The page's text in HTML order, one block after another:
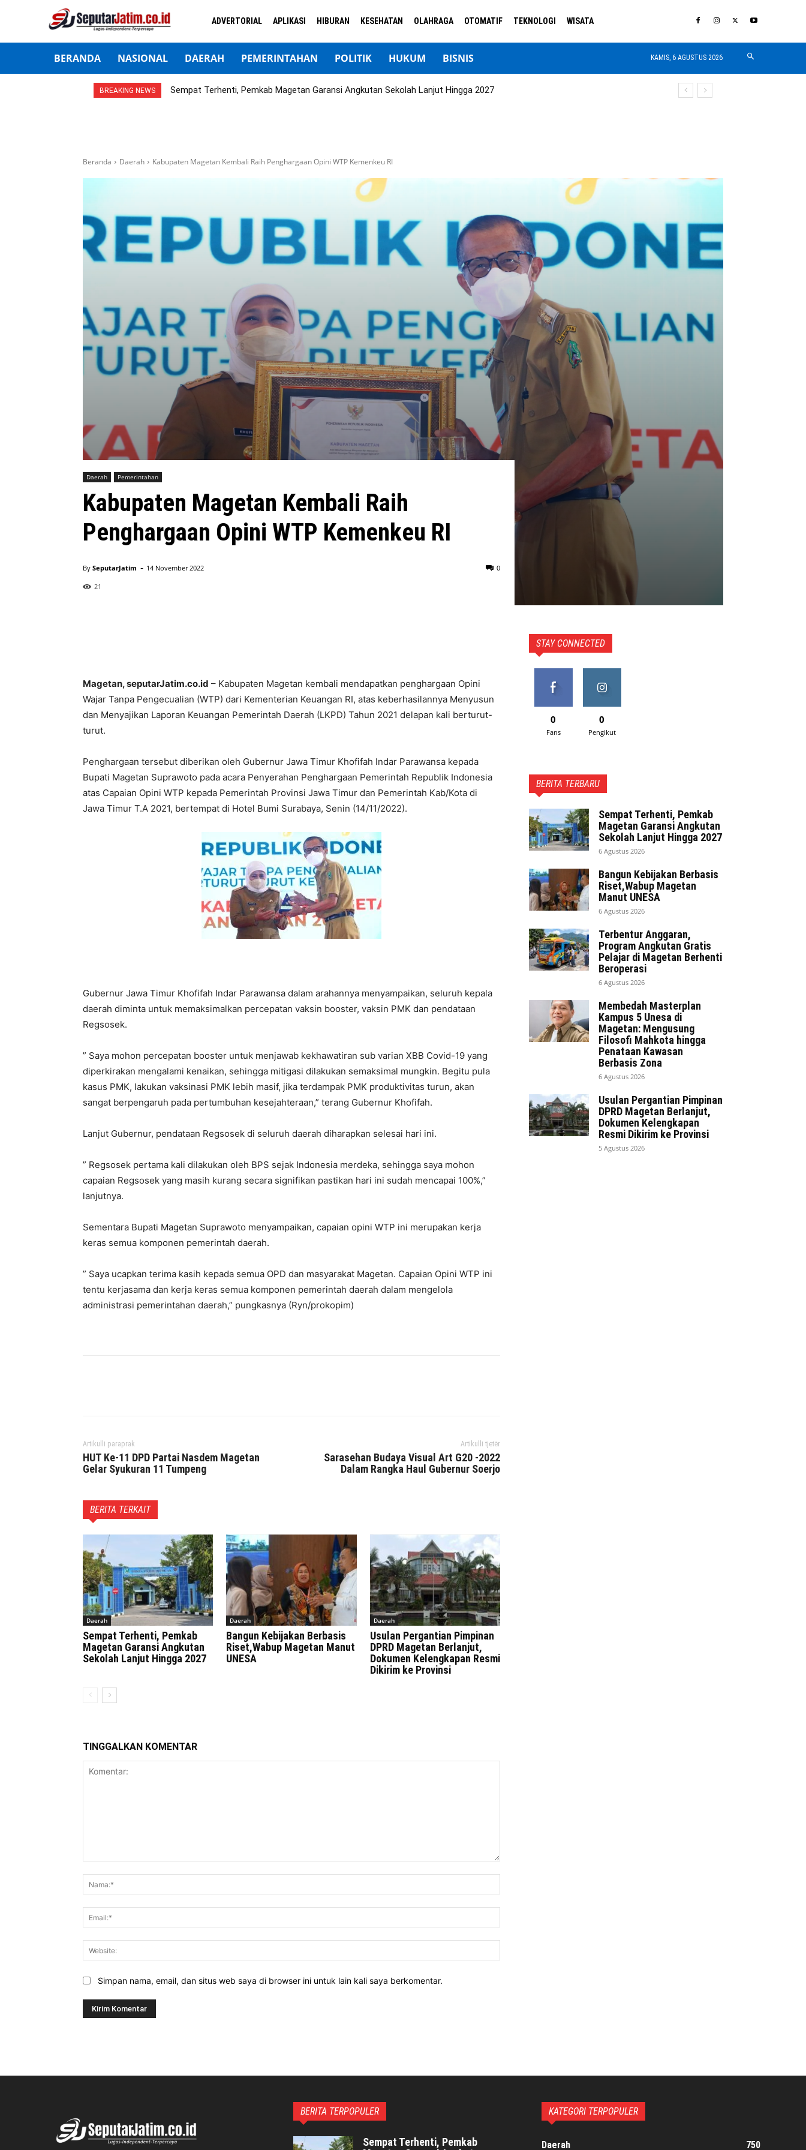
ADVERTORIAL APLIKASI HIBURAN KESEHATAN OLAHRAGA OTOMATIF TEKNOLOGI WISATA
BERANDA NASIONAL DAERAH PEMERINTAHAN POLITIK HUKUM BISNIS KAMIS, 6 AGUSTUS 2026
BREAKING NEWS Sempat Terhenti, Pemkab Magetan Garansi Angkutan Sekolah Lanjut Hingga 2027
Beranda Daerah Kabupaten Magetan Kembali Raih Penghargaan Opini WTP Kemenkeu RI
Daerah Pemerintahan
Kabupaten Magetan Kembali Raih
Penghargaan Opini WTP Kemenkeu RI
By SeputarJatim - 0
14 November 2022
21
Magetan, seputarJatim.co.id – Kabupaten Magetan kembali mendapatkan penghargaan Opini
Wajar Tanpa Pengecualian (WTP) dari Kementerian Keuangan RI, atas keberhasilannya Menyusun
dan Menyajikan Laporan Keuangan Pemerintah Daerah (LKPD) Tahun 2021 delapan kali berturut-
turut.
Penghargaan tersebut diberikan oleh Gubernur Jawa Timur Khofifah Indar Parawansa kepada
Bupati Magetan Suprawoto pada acara Penyerahan Penghargaan Pemerintah Republik Indonesia
atas Capaian Opini WTP kepada Pemerintah Provinsi Jawa Timur dan Pemerintah Kab/Kota di
Jawa Timur T.A 2021, bertempat di Hotel Bumi Surabaya, Senin (14/11/2022).
Gubernur Jawa Timur Khofifah Indar Parawansa dalam arahannya menyampaikan, seluruh kepala
daerah diminta untuk memaksimalkan percepatan vaksin booster, vaksin PMK dan pendataan
Regsosek.
” Saya mohon percepatan booster untuk menjawab kekhawatiran sub varian XBB Covid-19 yang
diperkirakan mengalami kenaikan, sehingga mitigasi dilakukan semaksimal mungkin. Begitu pula
kasus PMK, lakukan vaksinasi PMK lebih masif, jika terdampak PMK produktivitas turun, akan
sangat berpengaruh pada pertumbuhan kesejahteraan,” terang Gubernur Khofifah.
Lanjut Gubernur, pendataan Regsosek di seluruh daerah diharapkan selesai hari ini.
” Regsosek pertama kali dilakukan oleh BPS sejak Indonesia merdeka, sehingga saya mohon
capaian Regsosek yang masih kurang secara signifikan pastikan hari ini sudah mencapai 100%,”
lanjutnya.
Sementara Bupati Magetan Suprawoto menyampaikan, capaian opini WTP ini merupakan kerja
keras semua komponen pemerintah daerah.
” Saya ucapkan terima kasih kepada semua OPD dan masyarakat Magetan. Capaian Opini WTP ini
tentu kerjasama dan kerja keras semua komponen pemerintah daerah dalam mengelola
administrasi pemerintahan daerah,” pungkasnya (Ryn/prokopim)
Artikulli paraprak
HUT Ke-11 DPD Partai Nasdem Magetan
Gelar Syukuran 11 Tumpeng
Artikulli tjetër
Sarasehan Budaya Visual Art G20 -2022
Dalam Rangka Haul Gubernur Soerjo
BERITA TERKAIT
Daerah
Sempat Terhenti, Pemkab
Magetan Garansi Angkutan
Sekolah Lanjut Hingga 2027
Daerah
Bangun Kebijakan Berbasis
Riset,Wabup Magetan Manut
UNESA
Daerah
Usulan Pergantian Pimpinan
DPRD Magetan Berlanjut,
Dokumen Kelengkapan Resmi
Dikirim ke Provinsi
TINGGALKAN KOMENTAR
Simpan nama, email, dan situs web saya di browser ini untuk lain kali saya berkomentar.
STAY CONNECTED
0
Fans
0
Pengikut
BERITA TERBARU
Sempat Terhenti, Pemkab
Magetan Garansi Angkutan
Sekolah Lanjut Hingga 2027
6 Agustus 2026
Bangun Kebijakan Berbasis
Riset,Wabup Magetan
Manut UNESA
6 Agustus 2026
Terbentur Anggaran,
Program Angkutan Gratis
Pelajar di Magetan Berhenti
Beroperasi
6 Agustus 2026
Membedah Masterplan
Kampus 5 Unesa di
Magetan: Mengusung
Filosofi Mahkota hingga
Penataan Kawasan
Berbasis Zona
6 Agustus 2026
Usulan Pergantian Pimpinan
DPRD Magetan Berlanjut,
Dokumen Kelengkapan
Resmi Dikirim ke Provinsi
5 Agustus 2026
BERITA TERPOPULER
Sempat Terhenti, Pemkab
KATEGORI TERPOPULER
Daerah 750